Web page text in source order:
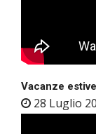
Vacanze
28 Luglio